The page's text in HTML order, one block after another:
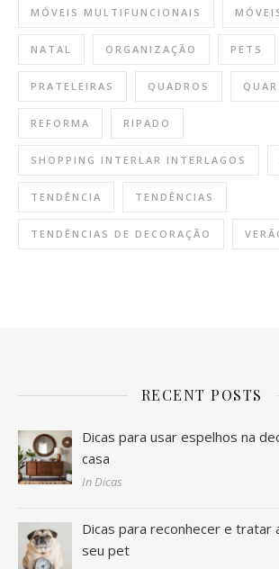
MÓVEIS MULTIFUNCIONAIS
NATAL ORGANIZAÇÃO PETS
PRATELEIRAS QUADROS
REFORMA RIPADO
SHOPPING INTERLAR INTERLAGOS
TENDÊNCIA TENDÊNCIAS
TENDÊNCIAS DE DECORAÇÃO
RECENT POSTS
Dicas para usar espelhos na
casa
In Dicas
Dicas para reconhecer e tratar
seu pet